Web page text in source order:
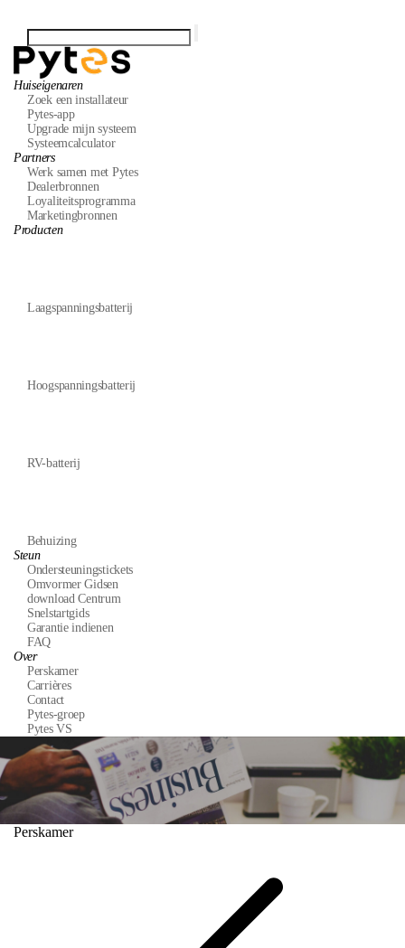
Huiseigenaren
Zoek een installateur
Pytes-app
Upgrade mijn systeem
Systeemcalculator
Partners
Werk samen met Pytes
Dealerbronnen
Loyaliteitsprogramma
Marketingbronnen
Producten
Laagspanningsbatterij
Hoogspanningsbatterij
RV-batterij
Behuizing
Steun
Ondersteuningstickets
Omvormer Gidsen
download Centrum
Snelstartgids
Garantie indienen
FAQ
Over
Perskamer
Carrières
Contact
Pytes-groep
Pytes VS
Perskamer